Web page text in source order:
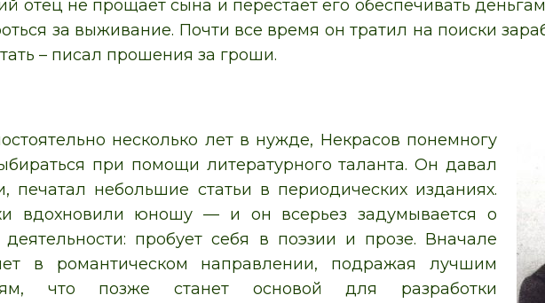
отец не прощает сына и перестает его обеспечивать
за выживание. Почти все время он тратил на поиски
– писал прошения за гроши.
несколько лет в нужде, Некрасов понемногу
при помощи литературного таланта. Он давал
печатал небольшие статьи в периодических изданиях.
вдохновили юношу — и он всерьез задумывается о
деятельности: пробует себя в поэзии и прозе. Вначале
в романтическом направлении, подражая лучшим
что позже станет основой для разработки